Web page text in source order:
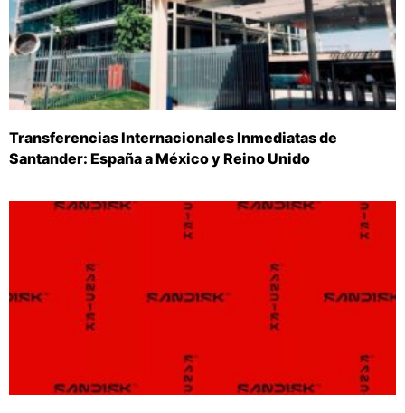
Transferencias Internacionales Inmediatas de
Santander: España a México y Reino Unido